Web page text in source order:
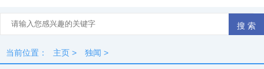
当前位置： 主页 > 独闻 >